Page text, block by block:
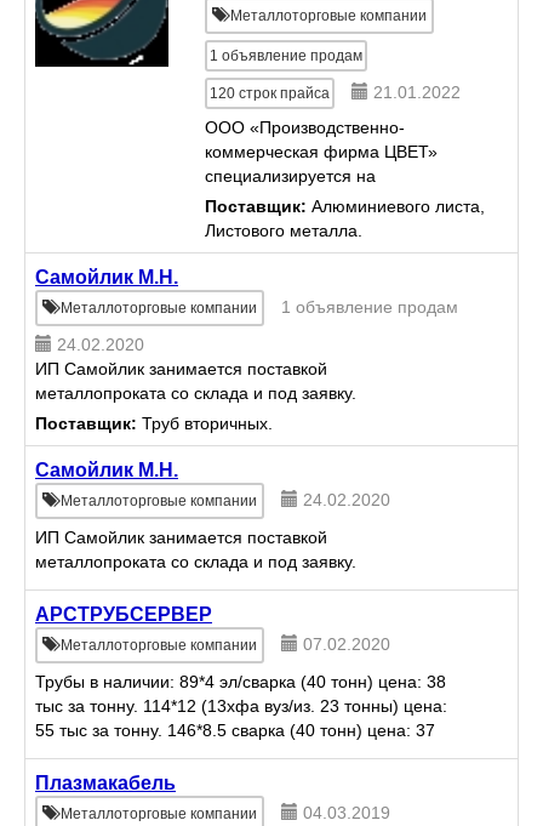
металлопродукции.
Металлоторговые компании
1 объявление продам
120строк прайса
21.01.2022
ООО «Производственно-
коммерческая фирма ЦВЕТ»
специализируется на
производстве и поставке изделий
из цветных металлов и сплавов,
нержавеющего проката,
для промышленного ст...
Поставщик: Алюминиевого листа,
Листового металла.
Самойлик М.Н.
Металлоторговые компании
1 объявление продам
24.02.2020
ИП Самойлик занимается поставкой
металлопроката со склада и под заявку.
Поставщик: Труб вторичных.
Самойлик М.Н.
Металлоторговые компании
24.02.2020
ИП Самойлик занимается поставкой
металлопроката со склада и под заявку.
АРСТРУБСЕРВЕР
Металлоторговые компании
07.02.2020
Трубы в наличии: 89*4 эл/сварка (40 тонн) цена: 38
тыс за тонну. 114*12 (13хфа вуз/из. 23 тонны) цена:
55 тыс за тонну. 146*8.5 сварка (40 тонн) цена: 37
тыс за тонну. 159*4 (20 тонн) цена: 38 тыс ...
Плазмакабель
Металлоторговые компании
04.03.2019